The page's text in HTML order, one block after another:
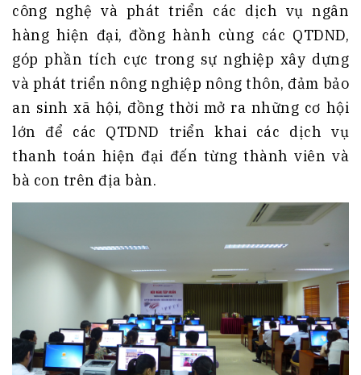
công nghệ và phát triển các dịch vụ ngân
hàng hiện đại, đồng hành cùng các QTDND,
góp phần tích cực trong sự nghiệp xây dựng
và phát triển nông nghiệp nông thôn, đảm bảo
an sinh xã hội, đồng thời mở ra những cơ hội
lớn để các QTDND triển khai các dịch vụ
thanh toán hiện đại đến từng thành viên và
bà con trên địa bàn.